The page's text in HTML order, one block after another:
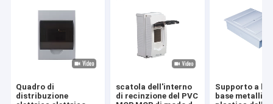
Quadro di
distribuzione
scatola dell'interno
di recinzione del PVC
Supporto a
base